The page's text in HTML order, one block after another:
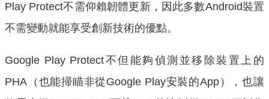
Play Protect不需仰賴韌體更新，因此多數Android裝置
不需變動就能享受創新技術的優點。
Google Play Protect不但能夠偵測並移除裝置上的
PHA（也能掃瞄非從Google Play安裝的App），也讓